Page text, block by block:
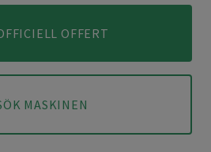
OFFERT
MASKINEN